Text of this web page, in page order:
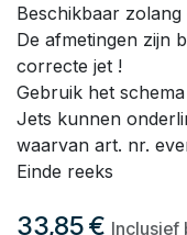
Beschikbaar
De afmetingen zijn
correcte jet !
Gebruik het
Jets kunnen
waarvan art. nr.
Einde reeks
33,85€ Inclusief